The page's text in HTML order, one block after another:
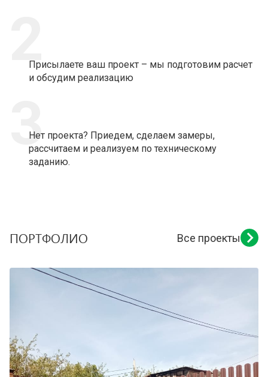
Присылаете ваш проект – мы подготовим расчет
и обсудим реализацию
3
Нет проекта? Приедем, сделаем замеры,
рассчитаем и реализуем по техническому
заданию.
ПОРТФОЛИО Все проекты